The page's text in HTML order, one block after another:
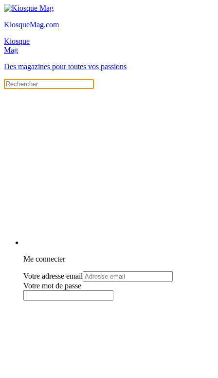
KiosqueMag.com
Kiosque
Mag
Des magazines pour toutes vos passions
Me connecter
Votre adresse email
Votre mot de passe